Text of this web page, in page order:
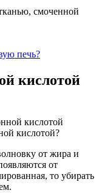
смоченной
печь?
кислотой
кислотой?
от жира и
от
то убирать